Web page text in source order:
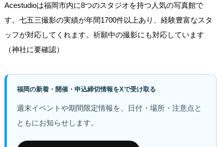
Acestudioは福岡市内に8つのスタジオを持つ人気の写真館で
す。七五三撮影の実績が年間1700件以上あり、経験豊富なスタ
ッフが対応してくれます。祈願中の撮影にも対応しています
（神社に要確認）
福岡の新着・開催・申込締切情報をXで受け取る
週末イベントや期間限定情報を、日付・場所・注意点と
ともにお知らせします。